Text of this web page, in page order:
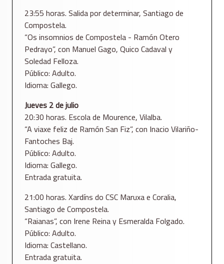
23:55 horas. Salida por determinar, Santiago de
Compostela.
“Os insomnios de Compostela - Ramón Otero
Pedrayo”, con Manuel Gago, Quico Cadaval y
Soledad Felloza.
Público: Adulto.
Idioma: Gallego.
Jueves 2 de julio
20:30 horas. Escola de Mourence, Vilalba.
“A viaxe feliz de Ramón San Fiz”, con Inacio Vilariño-
Fantoches Baj.
Público: Adulto.
Idioma: Gallego.
Entrada gratuita.
21:00 horas. Xardíns do CSC Maruxa e Coralia,
Santiago de Compostela.
“Raianas”, con Irene Reina y Esmeralda Folgado.
Público: Adulto.
Idioma: Castellano.
Entrada gratuita.